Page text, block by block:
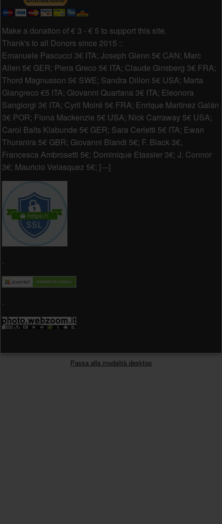
Make a donation of € 3 - € 5 to support this site.
Thank's to all Donors since 2015 ::
Emanuele Pascucci 3€ ITA; Joseph Glenn 5€ CAN; Marc
Allen 5€ GER; Piera Greco 5€ ITA; Claude Ginsberg 3€ FRA;
Thord Magnusson 5€ SWE; Sandra Dillon 5€ USA; Marta
Giangreco €5 ITA; Giovanni Quartana 3€ ITA; Eleonora
Sangiorgi 3€ ITA; Cyril Moiré 5€ FRA; Enrique Martínez Galán
3€ POR; Fiona Mackenzie 5€ USA; Nick Carraway 5€ USA;
Carol Balts Klabunde 5€ GER; Sara Cerletti 5€ ITA; Ewan
Thuranira 5€ GBR; Giovanni Blandi 5€; F. Black 3€,
Francesca Ambrosetti 5€; Dominique Etassier 3€; J. Connor
3€; Mauricio Velasquez 5€; [---]
.
.
Passa alla modalità desktop